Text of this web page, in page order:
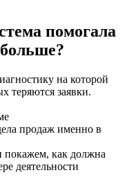
помогала
на которой
теряются заявки.
продаж именно в
покажем, как должна
деятельности